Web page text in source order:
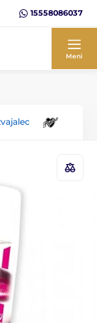
15558086037
Meni